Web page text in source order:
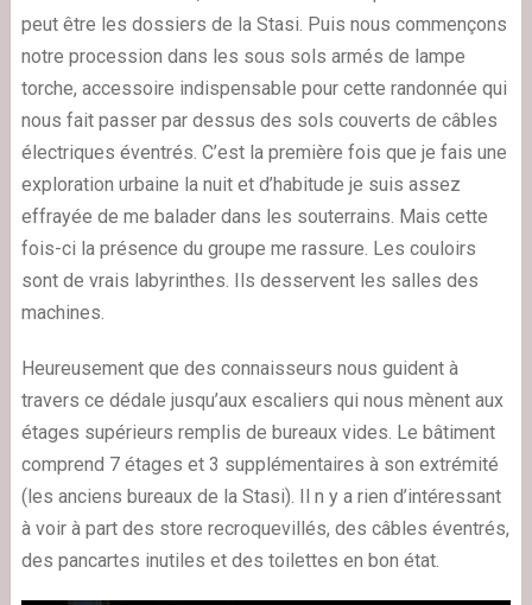
peut être les dossiers de la Stasi. Puis nous commençons
notre procession dans les sous sols armés de lampe
torche, accessoire indispensable pour cette randonnée qui
nous fait passer par dessus des sols couverts de câbles
électriques éventrés. C’est la première fois que je fais une
exploration urbaine la nuit et d’habitude je suis assez
effrayée de me balader dans les souterrains. Mais cette
fois-ci la présence du groupe me rassure. Les couloirs
sont de vrais labyrinthes. Ils desservent les salles des
machines.
Heureusement que des connaisseurs nous guident à
travers ce dédale jusqu’aux escaliers qui nous mènent aux
étages supérieurs remplis de bureaux vides. Le bâtiment
comprend 7 étages et 3 supplémentaires à son extrémité
(les anciens bureaux de la Stasi). Il n y a rien d’intéressant
à voir à part des store recroquevillés, des câbles éventrés,
des pancartes inutiles et des toilettes en bon état.